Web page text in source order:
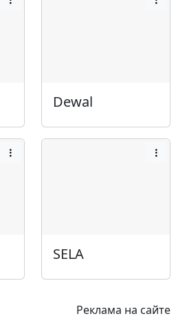
Dewal
SELA
Реклама на сайте